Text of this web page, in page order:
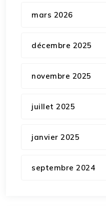
mars 2026
décembre 2025
novembre 2025
juillet 2025
janvier 2025
septembre 2024